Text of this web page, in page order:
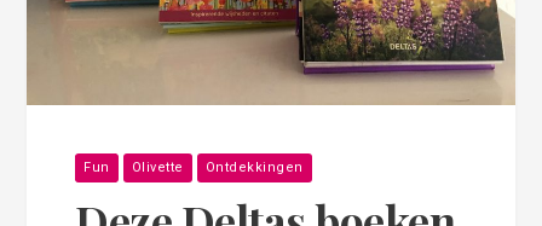
Fun Olivette Ontdekkingen